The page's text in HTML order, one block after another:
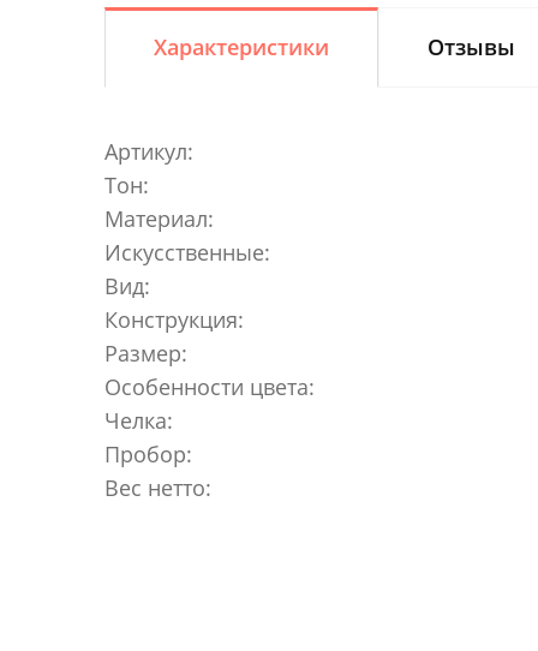
Характеристики Отзывы
Артикул:
Тон:
Материал:
Искусственные:
Вид:
Конструкция:
Размер:
Особенности цвета:
Челка:
Пробор:
Вес нетто: